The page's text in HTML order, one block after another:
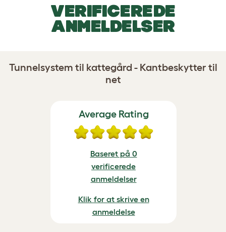
VERIFICEREDE
ANMELDELSER
Tunnelsystem til kattegård - Kantbeskytter til
net
Average Rating
Baseret på 0
verificerede
anmeldelser
Klik for at skrive en
anmeldelse